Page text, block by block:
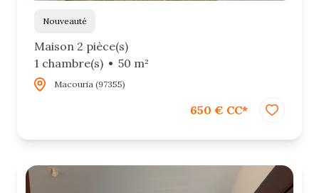
Nouveauté
Maison 2 pièce(s)
1 chambre(s)
50 m²
Macouria (97355)
650 € CC*